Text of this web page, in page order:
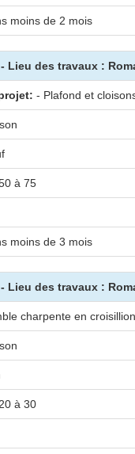
moins de 2 mois
Lieu des travaux :
- Plafond et
à 75
moins de 3 mois
Lieu des travaux :
charpente en croisillion
à 30